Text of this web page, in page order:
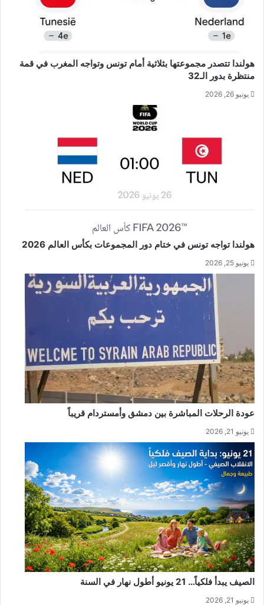
هولندا تتصدر مجموعتها بثلاثية أمام تونس وتواجه المغرب في قمة
منتظرة بدور الـ32
يونيو 26, 2026
هولندا تواجه تونس في ختام دور المجموعات بكأس العالم 2026
يونيو 25, 2026
عودة الرحلات المباشرة بين دمشق وأمستردام قريباً
يونيو 21, 2026
الصيف يبدأ فلكياً… 21 يونيو أطول نهار في السنة
يونيو 21, 2026